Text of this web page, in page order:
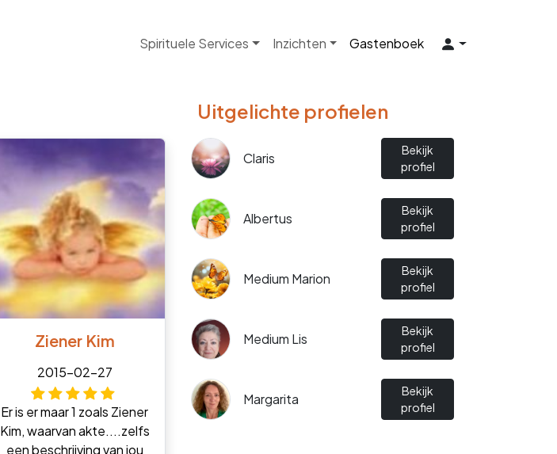
Spirituele Services Inzichten Gastenboek
Ziener Kim
2015-02-27
Er is er maar 1 zoals Ziener
Kim, waarvan akte....zelfs
een beschrijving van jou
Uitgelichte profielen
Claris
Bekijk
profiel
Albertus
Bekijk
profiel
Medium Marion
Bekijk
profiel
Medium Lis
Bekijk
profiel
Margarita
Bekijk
profiel